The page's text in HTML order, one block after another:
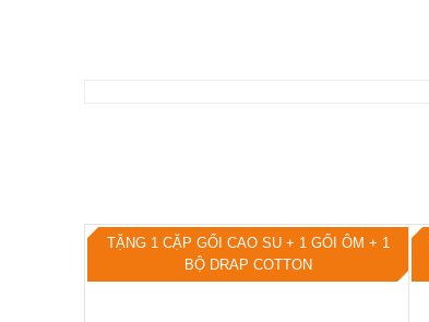
TẶNG 1 CẶP GỐI CAO SU + 1 GỐI ÔM + 1